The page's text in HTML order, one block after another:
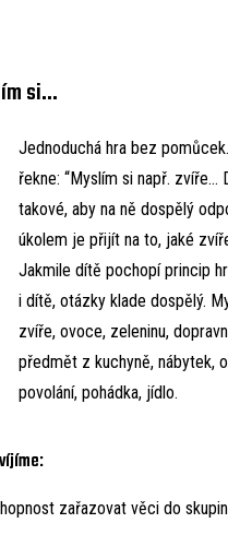
si…
Jednoduchá hra bez
řekne: “Myslím si např. zvíře…
takové, aby na ně dospělý
úkolem je přijít na to, jaké
Jakmile dítě pochopí princip
i dítě, otázky klade dospělý.
zvíře, ovoce, zeleninu,
předmět z kuchyně, nábytek,
povolání, pohádka, jídlo.
zařazovat věci do